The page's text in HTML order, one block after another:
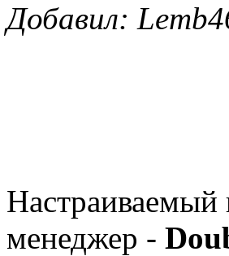
Добавил:
менеджер -